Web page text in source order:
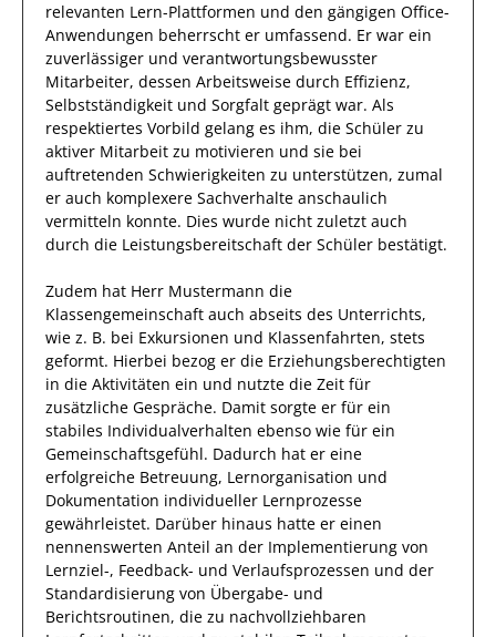
relevanten Lern-Plattformen und den gängigen Office-
Anwendungen beherrscht er umfassend. Er war ein
zuverlässiger und verantwortungsbewusster
Mitarbeiter, dessen Arbeitsweise durch Effizienz,
Selbstständigkeit und Sorgfalt geprägt war. Als
respektiertes Vorbild gelang es ihm, die Schüler zu
aktiver Mitarbeit zu motivieren und sie bei
auftretenden Schwierigkeiten zu unterstützen, zumal
er auch komplexere Sachverhalte anschaulich
vermitteln konnte. Dies wurde nicht zuletzt auch
durch die Leistungsbereitschaft der Schüler bestätigt.
Zudem hat Herr Mustermann die
Klassengemeinschaft auch abseits des Unterrichts,
wie z. B. bei Exkursionen und Klassenfahrten, stets
geformt. Hierbei bezog er die Erziehungsberechtigten
in die Aktivitäten ein und nutzte die Zeit für
zusätzliche Gespräche. Damit sorgte er für ein
stabiles Individualverhalten ebenso wie für ein
Gemeinschaftsgefühl. Dadurch hat er eine
erfolgreiche Betreuung, Lernorganisation und
Dokumentation individueller Lernprozesse
gewährleistet. Darüber hinaus hatte er einen
nennenswerten Anteil an der Implementierung von
Lernziel-, Feedback- und Verlaufsprozessen und der
Standardisierung von Übergabe- und
Berichtsroutinen, die zu nachvollziehbaren